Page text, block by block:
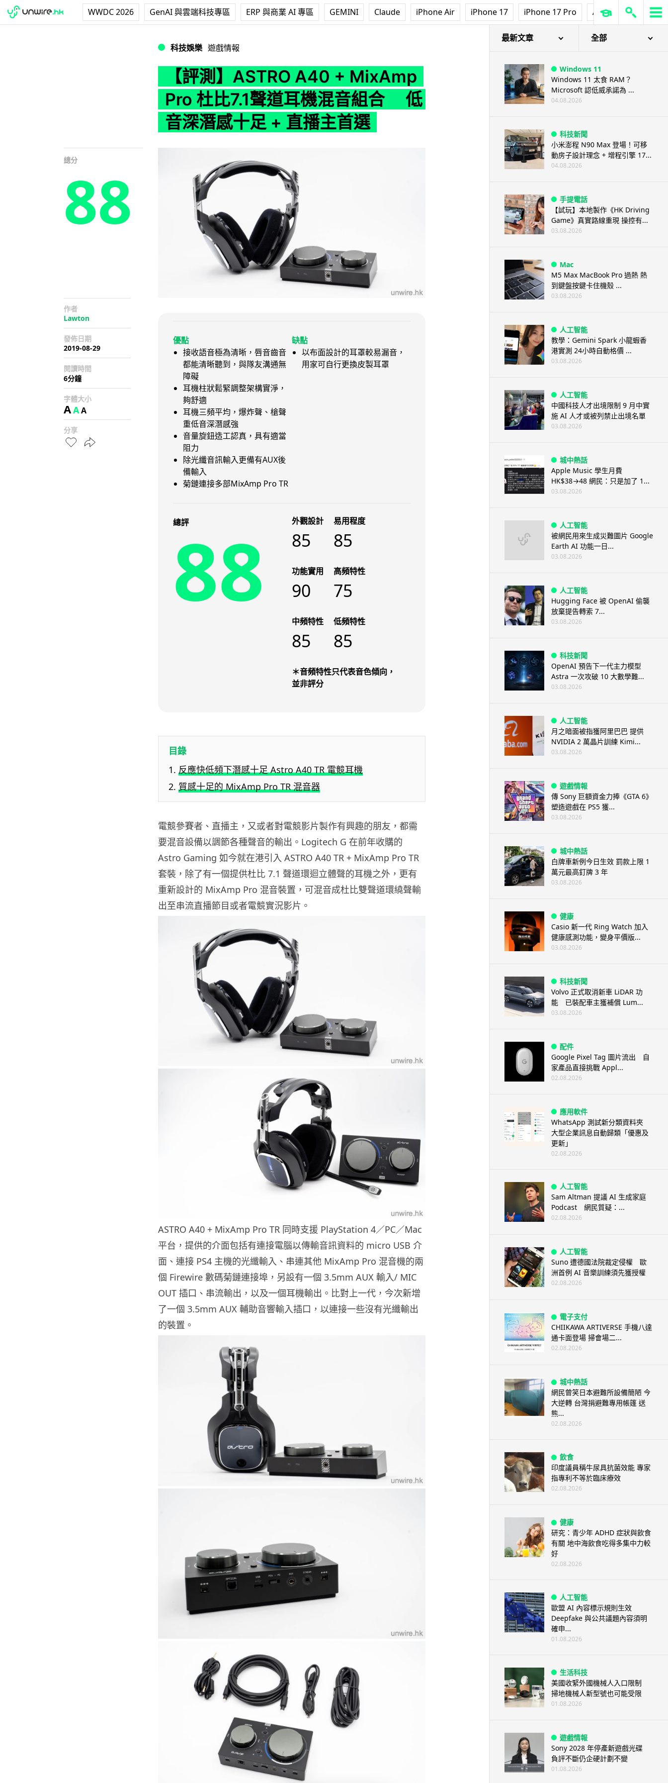
WWDC 2026 GenAI 與雲端科技專區 ERP 與商業 AI 專區 GEMINI Claude iPhone Air iPhone 17 iPhone 17 Pro AirPods Pro 3
科技娛樂 遊戲情報
【評測】ASTRO A40 + MixAmp
Pro 杜比7.1聲道耳機混音組合 低
音深潛感十足 + 直播主首選
總分
88
作者
Lawton
發佈日期
2019-08-29
閱讀時間
6分鐘
字體大小
AAA
分享
優點
接收語音極為清晰，唇音齒音
都能清晰聽到，與隊友溝通無
障礙
耳機柱狀鬆緊調整架構實淨，
夠舒適
耳機三頻平均，爆炸聲、槍聲
重低音深潛感強
音量旋鈕造工認真，具有適當
阻力
除光纖音訊輸入更備有AUX後
備輸入
菊鏈連接多部MixAmp Pro TR
缺點
以布面設計的耳罩較易漏音，
用家可自行更換皮製耳罩
總評
88 外觀設計
85
易用程度
85
功能實用
90
高頻特性
75
中頻特性
85
低頻特性
85
＊音頻特性只代表音色傾向，
並非評分
目錄
反應快低頻下潛感十足 Astro A40 TR 電競耳機
質感十足的 MixAmp Pro TR 混音器
電競參賽者、直播主，又或者對電競影片製作有興趣的朋友，都需
要混音設備以調節各種聲音的輸出。Logitech G 在前年收購的
Astro Gaming 如今就在港引入 ASTRO A40 TR + MixAmp Pro TR
套裝，除了有一個提供杜比 7.1 聲道環迴立體聲的耳機之外，更有
重新設計的 MixAmp Pro 混音裝置，可混音成杜比雙聲道環繞聲輸
出至串流直播節目或者電競實況影片。
ASTRO A40 + MixAmp Pro TR 同時支援 PlayStation 4／PC／Mac
平台，提供的介面包括有連接電腦以傳輸音訊資料的 micro USB 介
面、連接 PS4 主機的光纖輸入、串連其他 MixAmp Pro 混音機的兩
個 Firewire 數碼菊鏈連接埠，另設有一個 3.5mm AUX 輸入/ MIC
OUT 插口、串流輸出，以及一個耳機輸出。比對上一代，今次新增
了一個 3.5mm AUX 輔助音響輸入插口，以連接一些沒有光纖輸出
的裝置。
最新文章 全部
Windows 11
Windows 11 太食 RAM？
Microsoft 認低威承諾為 ...
04.08.2026
科技新聞
小米澎程 N90 Max 登場！可移
動房子設計理念 + 增程引擎 17...
04.08.2026
手提電話
【試玩】本地製作《HK Driving
Game》真實路線重現 操控有...
03.08.2026
Mac
M5 Max MacBook Pro 過熱 熱
到鍵盤按鍵卡住機殼 ...
03.08.2026
人工智能
教學：Gemini Spark 小龍蝦香
港實測 24小時自動格價 ...
03.08.2026
人工智能
中國科技人才出境限制 9 月中實
施 AI 人才或被列禁止出境名單
03.08.2026
城中熱話
Apple Music 學生月費
HK$38→48 網民：只是加了 1...
03.08.2026
人工智能
被網民用來生成災難圖片 Google
Earth AI 功能一日...
03.08.2026
人工智能
Hugging Face 被 OpenAI 偷襲
放棄提告轉索 7...
03.08.2026
科技新聞
OpenAI 預告下一代主力模型
Astra 一次攻破 10 大數學難...
03.08.2026
人工智能
月之暗面被指獲阿里巴巴 提供
NVIDIA 2 萬晶片訓練 Kimi...
03.08.2026
遊戲情報
傳 Sony 巨額資金力捧《GTA 6》
塑造遊戲在 PS5 獲...
03.08.2026
城中熱話
白牌車新例今日生效 罰款上限 1
萬元最高釘牌 3 年
03.08.2026
健康
Casio 新一代 Ring Watch 加入
健康感測功能，變身平價版...
03.08.2026
科技新聞
Volvo 正式取消新車 LiDAR 功
能 已裝配車主獲補償 Lum...
03.08.2026
配件
Google Pixel Tag 圖片流出 自
家產品直接挑戰 Appl...
02.08.2026
應用軟件
WhatsApp 測試新分類資料夾
大型企業訊息自動歸類「優惠及
更新」
02.08.2026
人工智能
Sam Altman 提議 AI 生成家庭
Podcast 網民質疑：...
02.08.2026
人工智能
Suno 遭德國法院裁定侵權 歐
洲首例 AI 音樂訓練須先獲授權
02.08.2026
電子支付
CHIIKAWA ARTIVERSE 手機八達
通卡面登場 掃會場二...
02.08.2026
城中熱話
網民曾笑日本避難所設備簡陋 今
大逆轉 台灣捐避難專用帳篷 送
熊...
02.08.2026
飲食
印度議員稱牛尿具抗菌效能 專家
指專利不等於臨床療效
02.08.2026
健康
研究：青少年 ADHD 症狀與飲食
有關 地中海飲食吃得多集中力較
好
02.08.2026
人工智能
歐盟 AI 內容標示規則生效
Deepfake 與公共議題內容須明
確申...
01.08.2026
生活科技
美國收緊外國機械人入口限制
掃地機械人新型號也可能受限
01.08.2026
遊戲情報
Sony 2028 年停產新遊戲光碟
負評不斷仍企硬計劃不變
01.08.2026